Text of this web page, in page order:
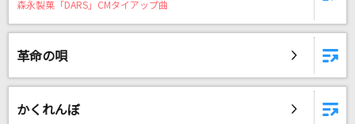
森永製菓「DARS」CMタイアップ曲
革命の唄
かくれんぼ